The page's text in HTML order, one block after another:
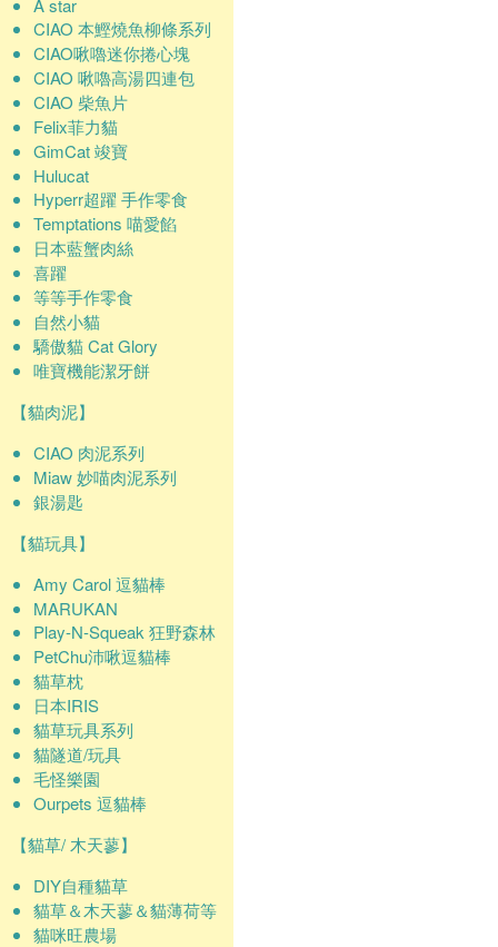
A star
CIAO 本鰹燒魚柳條系列
CIAO啾嚕迷你捲心塊
CIAO 啾嚕高湯四連包
CIAO 柴魚片
Felix菲力貓
GimCat 竣寶
Hulucat
Hyperr超躍 手作零食
Temptations 喵愛餡
日本藍蟹肉絲
喜躍
等等手作零食
自然小貓
驕傲貓 Cat Glory
唯寶機能潔牙餅
【貓肉泥】
CIAO 肉泥系列
Miaw 妙喵肉泥系列
銀湯匙
【貓玩具】
Amy Carol 逗貓棒
MARUKAN
Play-N-Squeak 狂野森林
PetChu沛啾逗貓棒
貓草枕
日本IRIS
貓草玩具系列
貓隧道/玩具
毛怪樂園
Ourpets 逗貓棒
【貓草/ 木天蓼】
DIY自種貓草
貓草＆木天蓼＆貓薄荷等
貓咪旺農場